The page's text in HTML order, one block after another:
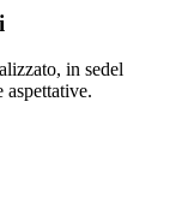
in sedel
aspettative.